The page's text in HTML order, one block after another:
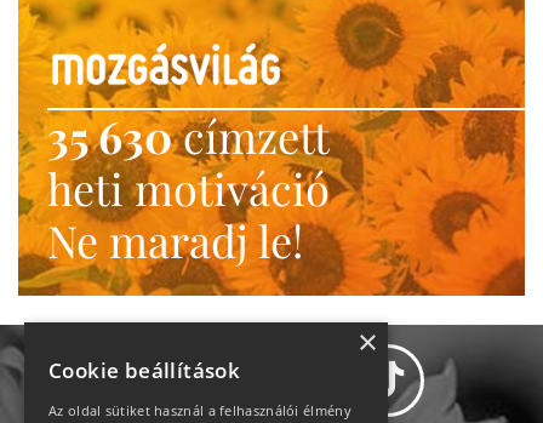
35 630címzett
heti motiváció
Ne maradj le!
×
Cookie beállítások
Az oldal sütiket használ a felhasználói élmény